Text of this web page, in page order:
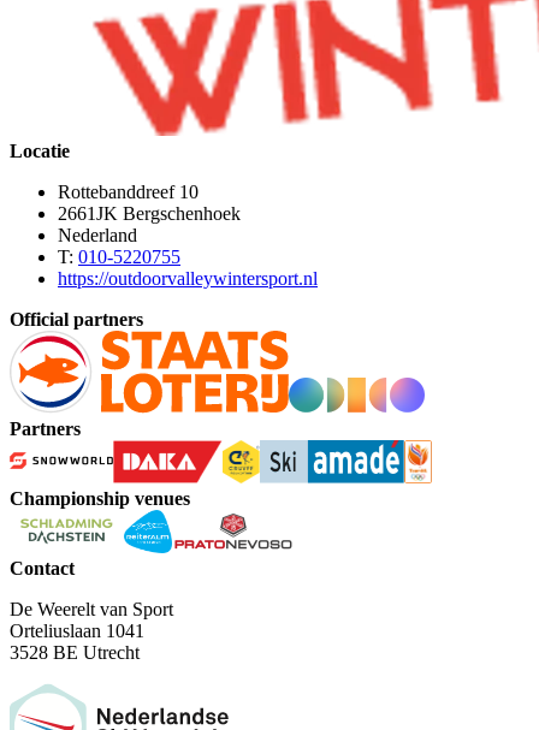
Locatie
Rottebanddreef 10
2661JK Bergschenhoek
Nederland
T: 010-5220755
https://outdoorvalleywintersport.nl
Official partners
Partners
Championship venues
Contact
De Weerelt van Sport
Orteliuslaan 1041
3528 BE Utrecht